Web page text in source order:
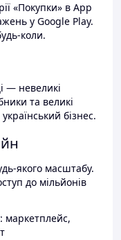
«Покупки» в App
у Google Play.
коли.
— невеликі
та великі
бізнес.
якого масштабу.
до мільйонів
маркетплейс,